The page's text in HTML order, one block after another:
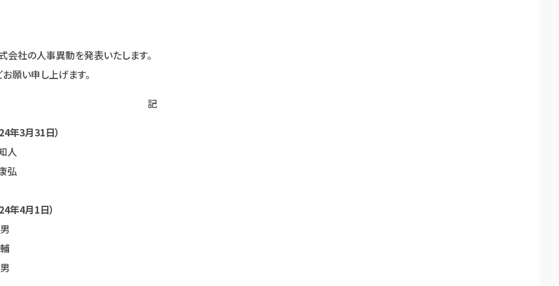
会社の人事異動を発表いたします。
願い申し上げます。
記
年3月31日）
人
弘
年4月1日）